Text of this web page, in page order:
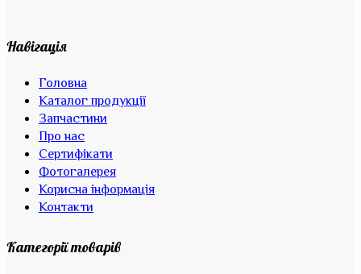
Навігація
Головна
Каталог продукції
Запчастини
Про нас
Сертифікати
Фотогалерея
Корисна інформація
Контакти
Категорії товарів